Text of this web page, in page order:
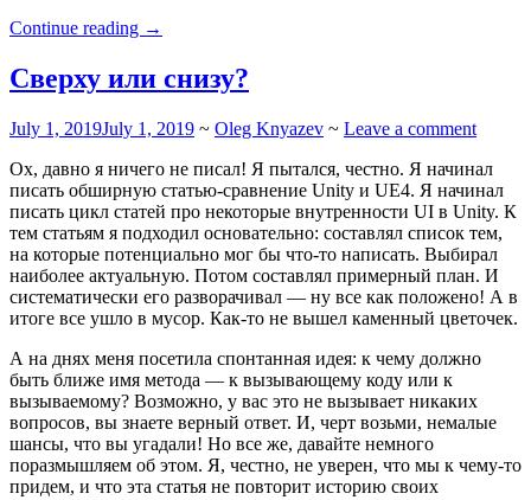
Continue reading “Клавиатуры
программирование”
→
Сверху или снизу?
July 1, 2019July 1, 2019 ~ Oleg Knyazev ~ Leave a comment
Ох, давно я ничего не писал! Я пытался, честно. Я начинал
писать обширную статью-сравнение Unity и UE4. Я начинал
писать цикл статей про некоторые внутренности UI в Unity. К
тем статьям я подходил основательно: составлял список тем,
на которые потенциально мог бы что-то написать. Выбирал
наиболее актуальную. Потом составлял примерный план. И
систематически его разворачивал — ну все как положено! А в
итоге все ушло в мусор. Как-то не вышел каменный цветочек.
А на днях меня посетила спонтанная идея: к чему должно
быть ближе имя метода — к вызывающему коду или к
вызываемому? Возможно, у вас это не вызывает никаких
вопросов, вы знаете верный ответ. И, черт возьми, немалые
шансы, что вы угадали! Но все же, давайте немного
поразмышляем об этом. Я, честно, не уверен, что мы к чему-то
придем, и что эта статья не повторит историю своих